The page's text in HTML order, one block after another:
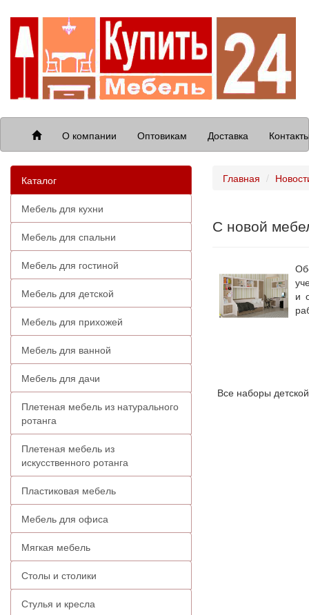
О компании Оптовикам Доставка
Каталог
Мебель для кухни
Мебель для спальни
Мебель для гостиной
Мебель для детской
Мебель для прихожей
Мебель для ванной
Мебель для дачи
Плетеная мебель из натурального
ротанга
Плетеная мебель из
искусственного ротанга
Пластиковая мебель
Мебель для офиса
Мягкая мебель
Столы и столики
Стулья и кресла
Главная
С новой
и
Все наборы